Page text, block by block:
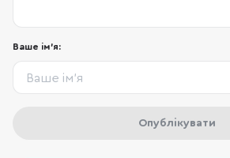
Ваше ім'я:
Опублікувати